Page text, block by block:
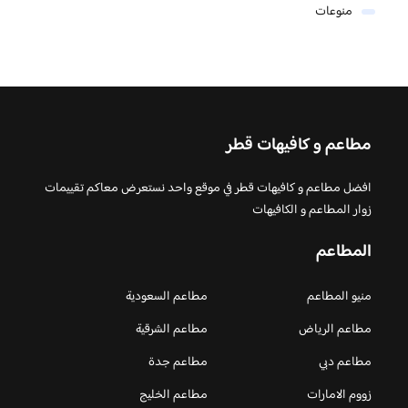
منوعات
مطاعم و كافيهات قطر
افضل مطاعم و كافيهات قطر في موقع واحد نستعرض معاكم تقييمات
زوار المطاعم و الكافيهات
المطاعم
منيو المطاعم
مطاعم السعودية
مطاعم الرياض
مطاعم الشرقية
مطاعم دبي
مطاعم جدة
زووم الامارات
مطاعم الخليج